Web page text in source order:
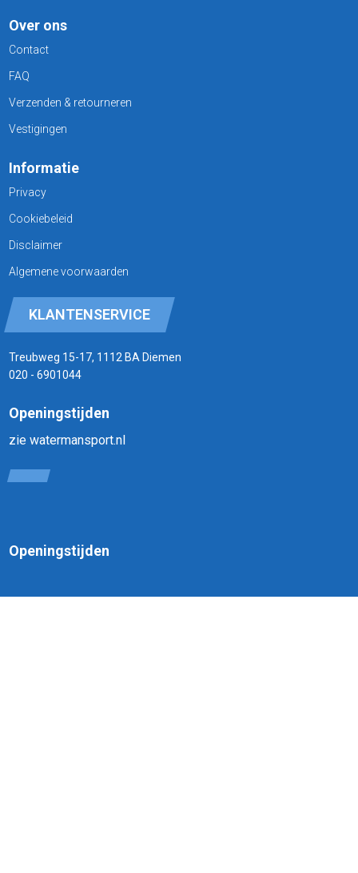
Over ons
Contact
FAQ
Verzenden & retourneren
Vestigingen
Informatie
Privacy
Cookiebeleid
Disclaimer
Algemene voorwaarden
KLANTENSERVICE
Treubweg 15-17, 1112 BA Diemen
020 - 6901044
Openingstijden
zie watermansport.nl
Openingstijden